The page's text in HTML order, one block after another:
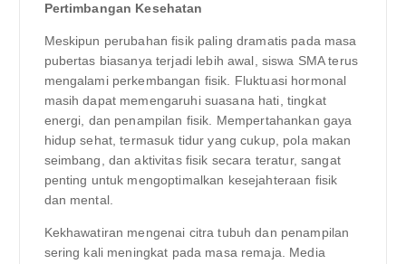
Pertimbangan Kesehatan
Meskipun perubahan fisik paling dramatis pada masa
pubertas biasanya terjadi lebih awal, siswa SMA terus
mengalami perkembangan fisik. Fluktuasi hormonal
masih dapat memengaruhi suasana hati, tingkat
energi, dan penampilan fisik. Mempertahankan gaya
hidup sehat, termasuk tidur yang cukup, pola makan
seimbang, dan aktivitas fisik secara teratur, sangat
penting untuk mengoptimalkan kesejahteraan fisik
dan mental.
Kekhawatiran mengenai citra tubuh dan penampilan
sering kali meningkat pada masa remaja. Media